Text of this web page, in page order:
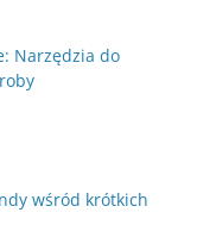
Narzędzia do
wśród krótkich